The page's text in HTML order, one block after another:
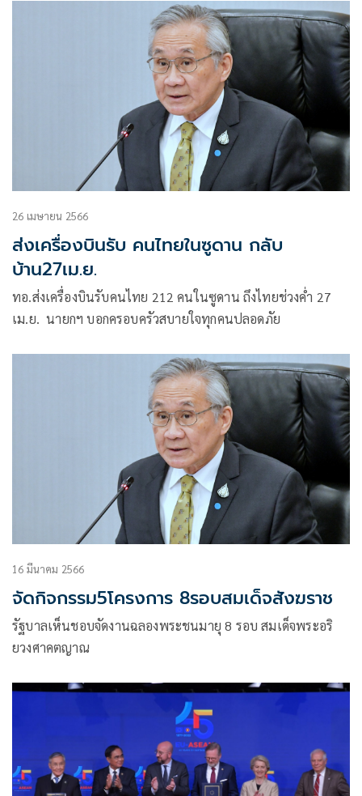
26 เมษายน 2566
ส่งเครื่องบินรับ คนไทยในซูดาน กลับ
บ้าน27เม.ย.
ทอ.ส่งเครื่องบินรับคนไทย 212 คนในซูดาน ถึงไทยช่วงค่ำ 27
เม.ย. นายกฯ บอกครอบครัวสบายใจทุกคนปลอดภัย
16 มีนาคม 2566
จัดกิจกรรม5โครงการ 8รอบสมเด็จสังฆราช
รัฐบาลเห็นชอบจัดงานฉลองพระชนมายุ 8 รอบ สมเด็จพระอริ
ยวงศาคตญาณ